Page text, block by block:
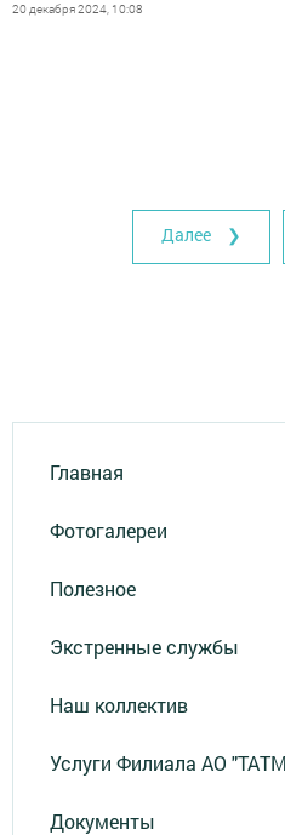
20 декабря 2024, 10:08
Далее ❯
Главная
Фотогалереи
Полезное
Экстренные службы
Наш коллектив
Услуги Филиала АО
Документы